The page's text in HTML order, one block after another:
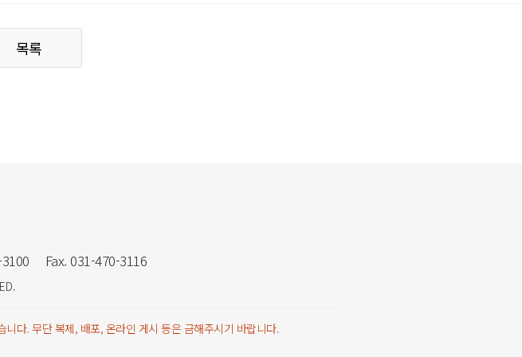
목록
Fax. 031-470-3116
다. 무단 복제, 배포, 온라인 게시 등은 금해주시기 바랍니다.